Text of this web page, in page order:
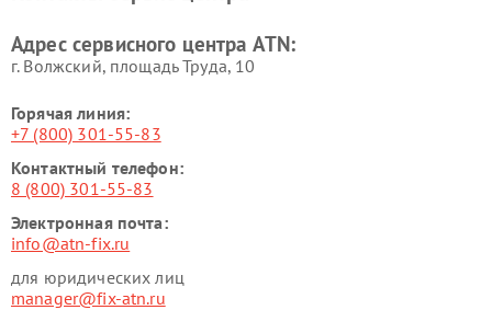
Адрес сервисного центра ATN:
г. Волжский, площадь Труда, 10
Горячая линия:
+7 (800) 301-55-83
Контактный телефон:
8 (800) 301-55-83
Электронная почта:
info@atn-fix.ru
для юридических лиц
manager@fix-atn.ru